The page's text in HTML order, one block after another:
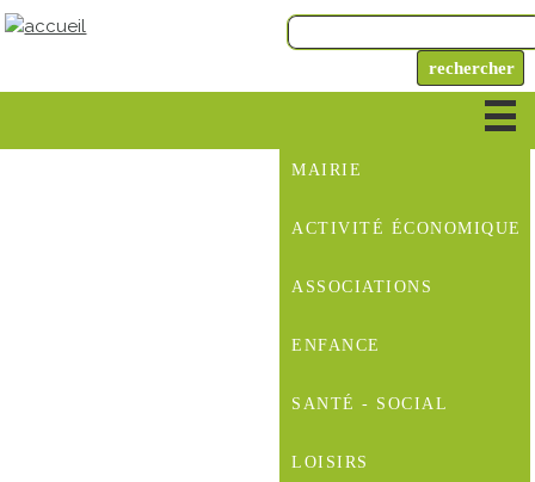
MAIRIE
ACTIVITÉ ÉCONOMIQUE
ASSOCIATIONS
ENFANCE
SANTÉ - SOCIAL
LOISIRS